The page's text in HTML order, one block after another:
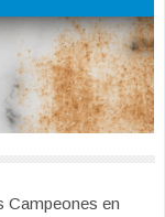
Campeones en